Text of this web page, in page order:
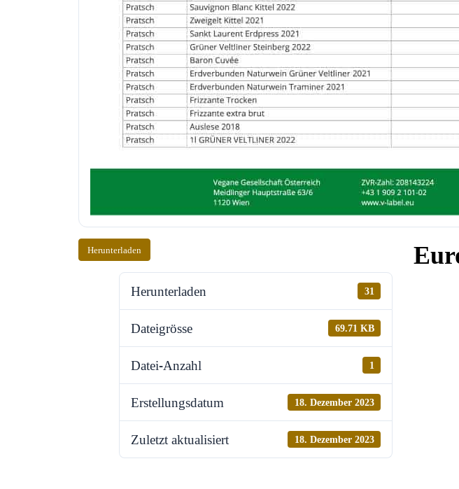
Herunterladen
Herunterladen 31
Dateigrösse 69.71 KB
Datei-Anzahl 1
Erstellungsdatum 18. Dezember 2023
Zuletzt aktualisiert 18. Dezember 2023